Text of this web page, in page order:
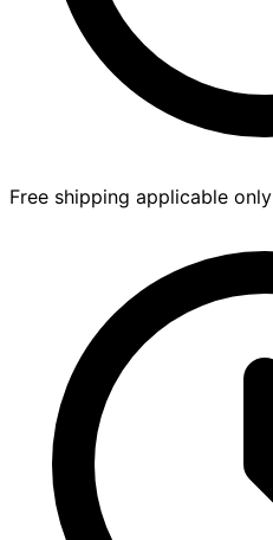
Free shipping applicable